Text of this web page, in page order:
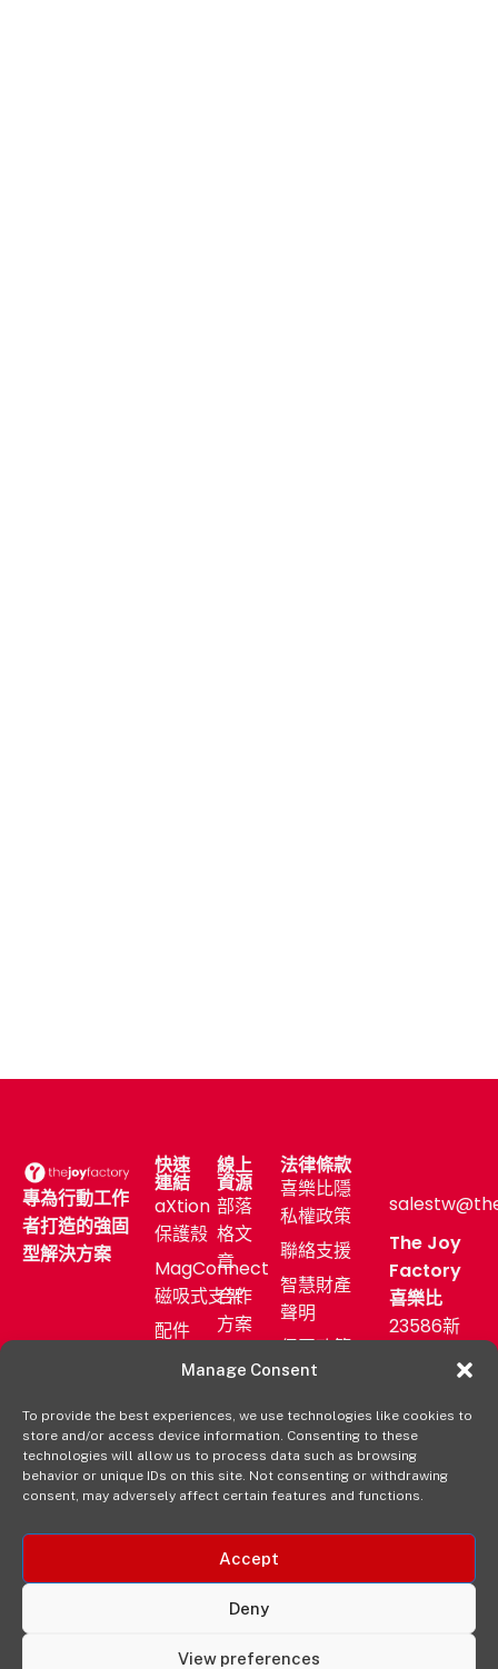
Manage Consent
To provide the best experiences, we use technologies like cookies to
store and/or access device information. Consenting to these
technologies will allow us to process data such as browsing
behavior or unique IDs on this site. Not consenting or withdrawing
consent, may adversely affect certain features and functions.
Accept
Deny
View preferences
專為行動工作
者打造的強固
型解決方案
快速
連結
aXtion
保護殼
MagConnect
磁吸式支架
配件
產業
購買
aXtion→
線上
資源
部落
格文
章
合作
方案
售後
服務
新聞
發佈
室
通路
法律條款
喜樂比隱
私權政策
聯絡支援
智慧財產
聲明
保固政策
The Joy
Factory
喜樂比
23586新
區中正路
872號11F
(02)
2222-
9827